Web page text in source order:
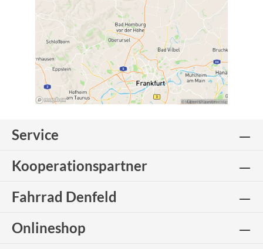
Service
Kooperationspartner
Fahrrad Denfeld
Onlineshop